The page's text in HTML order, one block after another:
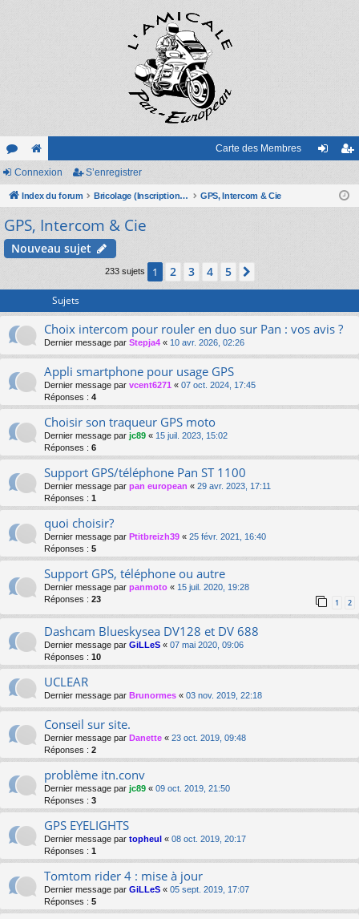
or
u
m
e
sit
e
Carte des Membres
nr
r
Connexion S’enregistrer
Index du forum Bricolage (Inscription sur le forum obligatoire) GPS, Intercom & Cie
GPS, Intercom & Cie
Nouveau sujet
233 sujets 1 2 3 4 5
Sujets
Choix intercom pour rouler en duo sur Pan : vos avis ?
Dernier message par Stepja4 « 10 avr. 2026, 02:26
Appli smartphone pour usage GPS
Dernier message par vcent6271 « 07 oct. 2024, 17:45
Réponses : 4
Choisir son traqueur GPS moto
Dernier message par jc89 « 15 juil. 2023, 15:02
Réponses : 6
Support GPS/téléphone Pan ST 1100
Dernier message par pan european « 29 avr. 2023, 17:11
Réponses : 1
quoi choisir?
Dernier message par Ptitbreizh39 « 25 févr. 2021, 16:40
Réponses : 5
Support GPS, téléphone ou autre
Dernier message par panmoto « 15 juil. 2020, 19:28
Réponses : 23 1 2
Dashcam Blueskysea DV128 et DV 688
Dernier message par GiLLeS « 07 mai 2020, 09:06
Réponses : 10
UCLEAR
Dernier message par Brunormes « 03 nov. 2019, 22:18
Conseil sur site.
Dernier message par Danette « 23 oct. 2019, 09:48
Réponses : 2
problème itn.conv
Dernier message par jc89 « 09 oct. 2019, 21:50
Réponses : 3
GPS EYELIGHTS
Dernier message par topheul « 08 oct. 2019, 20:17
Réponses : 1
Tomtom rider 4 : mise à jour
Dernier message par GiLLeS « 05 sept. 2019, 17:07
Réponses : 5